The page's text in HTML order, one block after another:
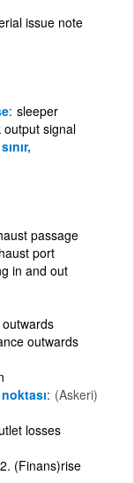
issue note
sleeper
output signal
passage
port
in and out
outwards
(Askeri)
losses
(Finans)rise